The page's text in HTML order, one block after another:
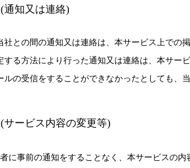
知又は連絡)
社との間の通知又は連絡は、本サービス上での
する方法により行った通知又は連絡は、本サー
ルの受信をすることができなかったとしても、
ービス内容の変更等)
に事前の通知をすることなく、本サービスの